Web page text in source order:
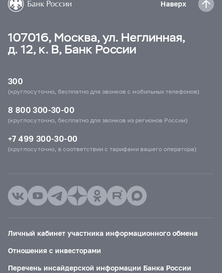
Наверх
107016, Москва, ул. Неглинная,
д. 12, к. В, Банк России
300
(круглосуточно, бесплатно для звонков с мобильных телефонов)
8 800 300-30-00
(круглосуточно, бесплатно для звонков из регионов России)
+7 499 300-30-00
(круглосуточно, в соответствии с тарифами вашего оператора)
Личный кабинет участника информационного обмена
Отношения с инвесторами
Перечень инсайдерской информации Банка России